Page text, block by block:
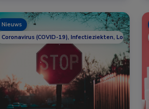
Nieuws
Coronavirus (COVID-19), Infectieziekten, Longziekten